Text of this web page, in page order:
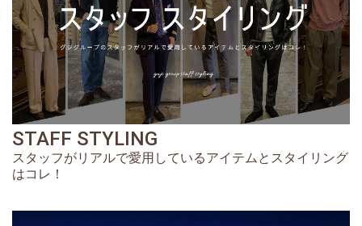
STAFF STYLING
スタッフがリアルで愛用しているアイテムとスタイリング
はコレ！